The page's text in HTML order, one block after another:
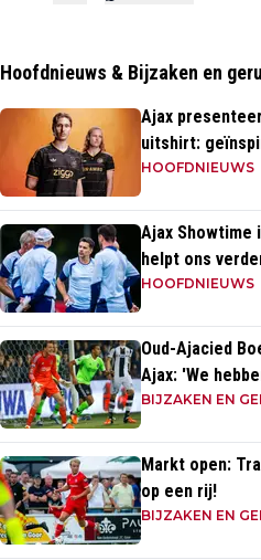
Hoofdnieuws & Bijzaken en
Ajax
uitshirt:
momenten uit
HOOFDNIEUWS
Ajax Showtime
helpt ons
HOOFDNIEUWS
Oud-Ajacied
Ajax: 'We
Ajax'
BIJZAKEN EN
Markt open:
op een rij!
BIJZAKEN EN